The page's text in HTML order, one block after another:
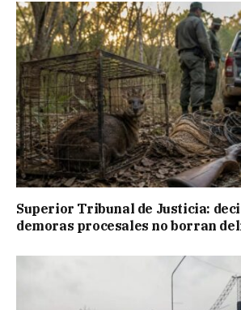
Superior Tribunal de Justicia:
demoras procesales no borran